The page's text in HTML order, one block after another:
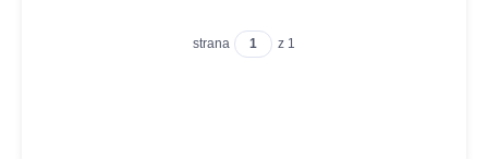
strana z 1